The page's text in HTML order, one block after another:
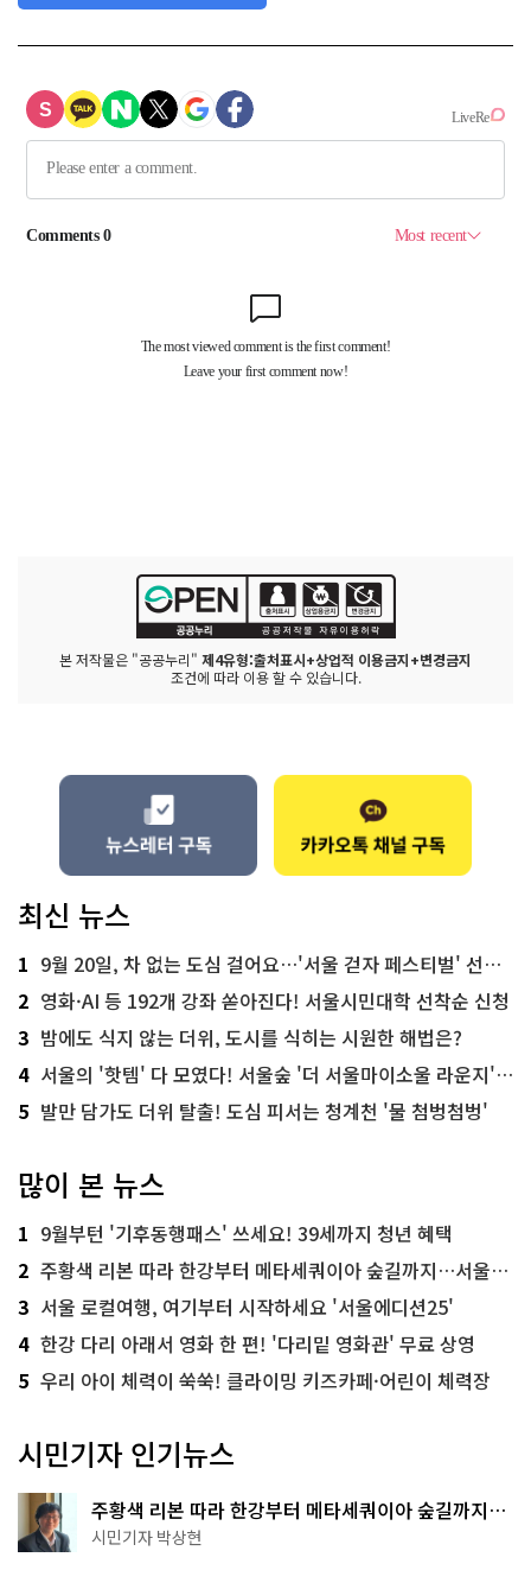
본 저작물은 "공공누리" 제4유형:출처표시+상업적 이용금지+변경금지
조건에 따라 이용 할 수 있습니다.
최신 뉴스
1 9월 20일, 차 없는 도심 걸어요…'서울 걷자 페스티벌' 선착순 5천명
2 영화·AI 등 192개 강좌 쏟아진다! 서울시민대학 선착순 신청
3 밤에도 식지 않는 더위, 도시를 식히는 시원한 해법은?
4 서울의 '핫템' 다 모였다! 서울숲 '더 서울마이소울 라운지' 오픈
5 발만 담가도 더위 탈출! 도심 피서는 청계천 '물 첨벙첨벙'
많이 본 뉴스
1 9월부턴 '기후동행패스' 쓰세요! 39세까지 청년 혜택
2 주황색 리본 따라 한강부터 메타세쿼이아 숲길까지…서울둘레길 15코스
3 서울 로컬여행, 여기부터 시작하세요 '서울에디션25'
4 한강 다리 아래서 영화 한 편! '다리밑 영화관' 무료 상영
5 우리 아이 체력이 쑥쑥! 클라이밍 키즈카페·어린이 체력장
시민기자 인기뉴스
주황색 리본 따라 한강부터 메타세쿼이아 숲길까지…
서울둘레길 15코스
시민기자 박상현